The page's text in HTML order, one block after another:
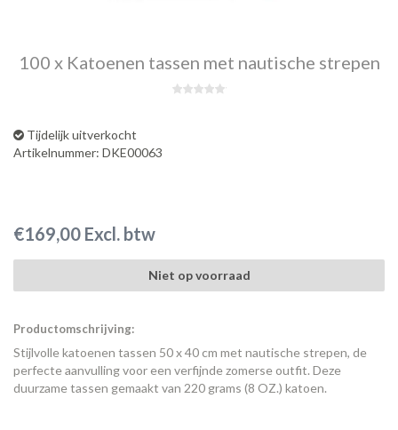
100 x Katoenen tassen met nautische strepen
Tijdelijk uitverkocht
Artikelnummer: DKE00063
€169,00 Excl. btw
Niet op voorraad
Productomschrijving:
Stijlvolle katoenen tassen 50 x 40 cm met nautische strepen, de
perfecte aanvulling voor een verfijnde zomerse outfit. Deze
duurzame tassen gemaakt van 220 grams (8 OZ.) katoen.